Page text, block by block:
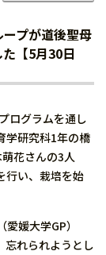
プが道後聖母
【5月30日
ログラムを通し
学研究科1年の橋
花さんの3人
行い、栽培を始
媛大学GP）
忘れられようとし